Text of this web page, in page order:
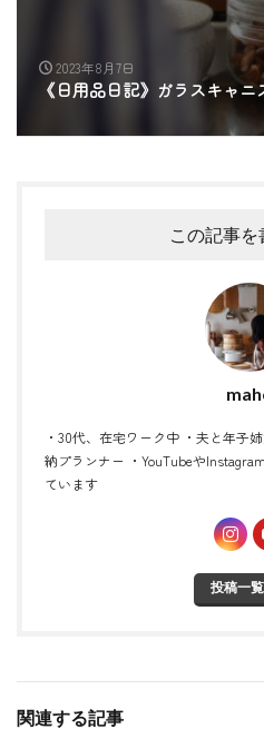
2023年8月7日
《日用品日記》ガラスキャニ
この記事を
・30代、在宅ワーク中 ・夫と年子
納プランナー ・YouTubeや
ています
投稿一
関連する記事